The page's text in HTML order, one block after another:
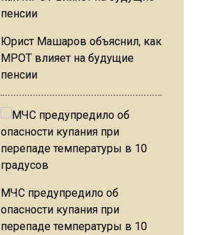
Юрист Машаров объяснил, как
МРОТ влияет на будущие
пенсии
МЧС предупредило об
опасности купания при
перепаде температуры в 10